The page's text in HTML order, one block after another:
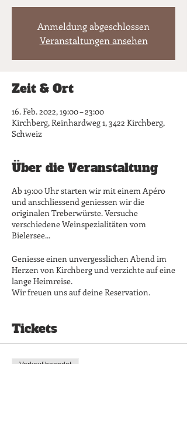
Anmeldung abgeschlossen
Veranstaltungen ansehen
Zeit & Ort
16. Feb. 2022, 19:00 – 23:00
Kirchberg, Reinhardweg 1, 3422 Kirchberg,
Schweiz
Über die Veranstaltung
Ab 19:00 Uhr starten wir mit einem Apéro
und anschliessend geniessen wir die
originalen Treberwürste. Versuche
verschiedene Weinspezialitäten vom
Bielersee...
Geniesse einen unvergesslichen Abend im
Herzen von Kirchberg und verzichte auf eine
lange Heimreise.
Wir freuen uns auf deine Reservation.
Tickets
Verkauf beendet